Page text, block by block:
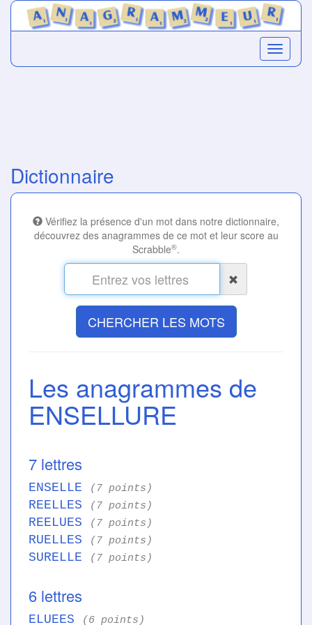
Dictionnaire
Vérifiez la présence d'un mot dans notre dictionnaire,
découvrez des anagrammes de ce mot et leur score au
Scrabble®.
CHERCHER LES MOTS
Les anagrammes de
ENSELLURE
7 lettres
ENSELLE (7 points)
REELLES (7 points)
REELUES (7 points)
RUELLES (7 points)
SURELLE (7 points)
6 lettres
ELUEES (6 points)